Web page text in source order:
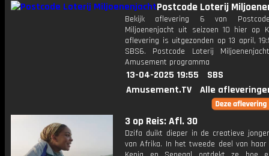
Postcode Loterij
Bekijk aflevering 6 van
Miljoenenjacht uit seizoen 10 hier op
aflevering is uitgezonden op 13 april,
SBS6. Postcode Loterij
Amusement programma
13-04-2025 19:55
SBS
Amusement.TV
Alle
3 op Reis: Afl. 30
Dzifa duikt dieper in de creatieve
van Afrika. In het tweede deel van